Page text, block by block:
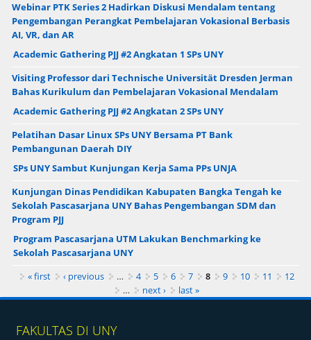
Webinar PTK Series 2 Hadirkan Diskusi Mendalam tentang
Pengembangan Perangkat Pembelajaran Vokasional Berbasis
AI, VR, dan AR
Academic Gathering PJJ #2 Angkatan 1 SPs UNY
Visiting Professor dari Technische Universität Dresden Jerman
Bahas Kurikulum dan Pembelajaran Vokasional Mendalam
Academic Gathering PJJ #2 Angkatan 2 SPs UNY
Pelatihan Dasar Linux SPs UNY Bersama PT Bank
Pembangunan Daerah DIY
SPs UNY Sambut Kunjungan Kerja Sama PPs UNJA
Kunjungan Dinas Pendidikan Kabupaten Bangka Tengah ke
Sekolah Pascasarjana UNY Bahas Pengembangan SDM dan
Program PJJ
Program Pascasarjana UTM Lakukan Benchmarking ke
Sekolah Pascasarjana UNY
Pages
« first ‹ previous … 4 5 6 7 8 9 10 11
12
…
next › last »
FAKULTAS DI UNY